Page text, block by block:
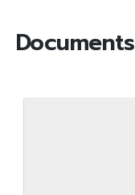
Documents